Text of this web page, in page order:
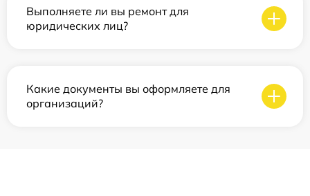
Выполняете ли вы ремонт для
юридических лиц?
Какие документы вы оформляете для
организаций?